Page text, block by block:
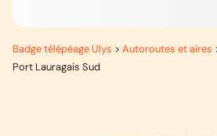
Badge télépéage Ulys > Autoroutes et aires
Port Lauragais Sud